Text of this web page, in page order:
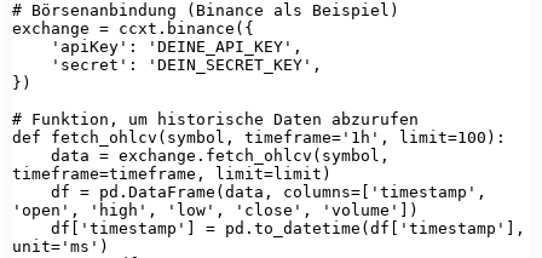
# Börsenanbindung (Binance als Beispiel)
exchange = ccxt.binance({
})
# Funktion, um historische Daten abzurufen
def fetch_ohlcv(symbol, timeframe='1h', limit=100):
timeframe=timeframe, limit=limit)
'open', 'high', 'low', 'close', 'volume'])
unit='ms')